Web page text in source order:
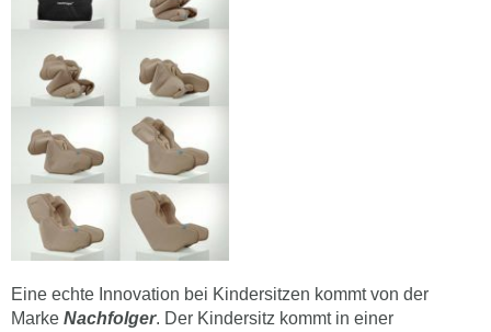
Eine echte Innovation bei Kindersitzen kommt von der
Marke Nachfolger. Der Kindersitz kommt in einer